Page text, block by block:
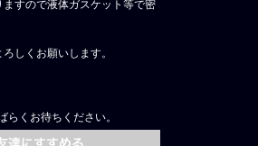
すので液体ガスケット等で密
しくお願いします。
らくお待ちください。